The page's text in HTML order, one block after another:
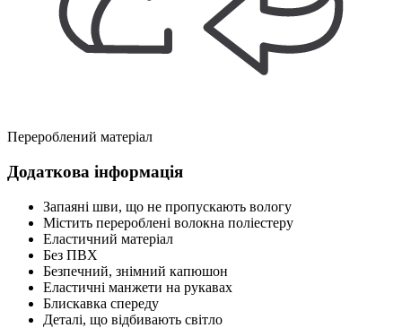
Перероблений матеріал
Додаткова інформація
Запаяні шви, що не пропускають вологу
Містить перероблені волокна поліестеру
Еластичний матеріал
Без ПВХ
Безпечний, знімний капюшон
Еластичні манжети на рукавах
Блискавка спереду
Деталі, що відбивають світло